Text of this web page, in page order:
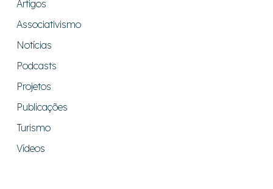
Artigos
Associativismo
Notícias
Podcasts
Projetos
Publicações
Turismo
Vídeos